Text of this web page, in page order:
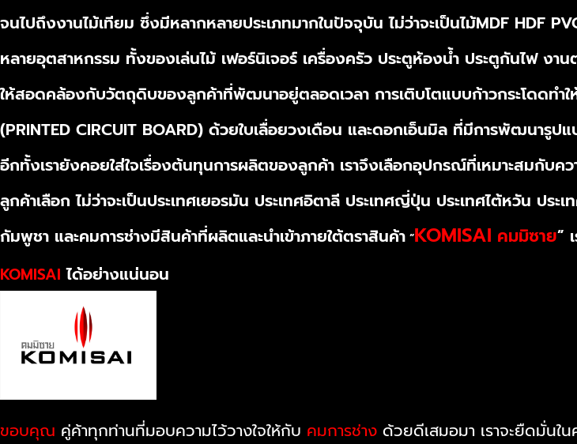
จนไปถึงงานไม้เทียม ซึ่งมีหลากหลายประเภทมากในปัจจุบัน ไม่ว่าจะเป็นไม้MDF HDF
หลายอุตสาหกรรม ทั้งของเล่นไม้ เฟอร์นิเจอร์ เครื่องครัว ประตูห้องน้ำ ประตูกันไฟ ง
ให้สอดคล้องกับวัตถุดิบของลูกค้าที่พัฒนาอยู่ตลอดเวลา การเติบโตแบบก้าวกระโดดทำ
(PRINTED CIRCUIT BOARD) ด้วยใบเลื่อยวงเดือน และดอกเอ็นมิล ที่มีการพัฒนารู
อีกทั้งเรายังคอยใส่ใจเรื่องต้นทุนการผลิตของลูกค้า เราจึงเลือกอุปกรณ์ที่เหมาะสมกับค
ลูกค้าเลือก ไม่ว่าจะเป็นประเทศเยอรมัน ประเทศอิตาลี ประเทศญี่ปุ่น ประเทศไต้หวัน ปร
กัมพูชา และคมการช่างมีสินค้าที่ผลิตและนำเข้าภายใต้ตราสินค้า “KOMISAI คมมิซาย”
KOMISAI ได้อย่างแน่นอน
ขอบคุณ คู่ค้าทุกท่านที่มอบความไว้วางใจให้กับ คมการช่าง ด้วยดีเสมอมา เราจะยืดมั่นใ